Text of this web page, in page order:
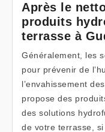
Après le
produits
terrasse à
Généralement, les
pour prévenir de
l’envahissement
propose des
des solutions
de votre terrasse,